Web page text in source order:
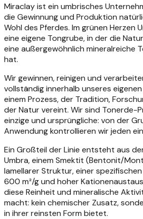
Miraclay ist ein umbrisches
die Gewinnung und Produktion
Wohl des Pferdes. Im grünen Herzen
eine eigene Tongrube, in der die
eine außergewöhnlich mineralreiche
hat.
Wir gewinnen, reinigen und
vollständig innerhalb unseres
einem Prozess, der Tradition,
der Natur vereint. Wir sind Tonerde-
einzige und ursprüngliche: von der
Anwendung kontrollieren wir jeden
Ein Großteil der Linie entsteht aus
Umbra, einem Smektit (Bentonit/
lamellarer Struktur, einer
600 m²/g und hoher
diese Reinheit und mineralische
macht: kein chemischer Zusatz,
in ihrer reinsten Form bietet.